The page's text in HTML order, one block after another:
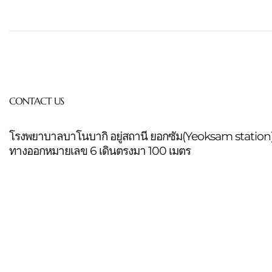
CONTACT US
โรงพยาบาลบาโนบากิ อยู่สถานี ยอกซัม(Yeoksam
ทางออกหมายเลข 6 เดินตรงมา 100 เมตร